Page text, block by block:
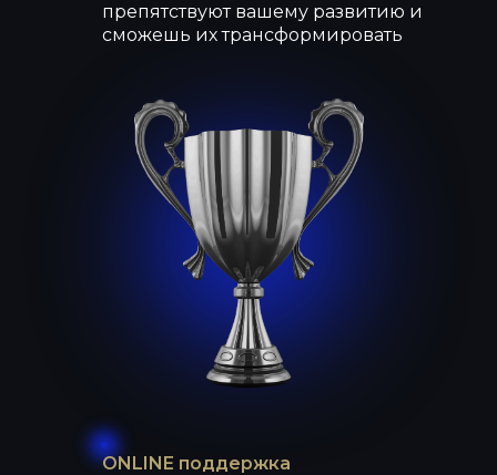
препятствуют вашему развитию и
сможешь их трансформировать
ONLINE поддержка